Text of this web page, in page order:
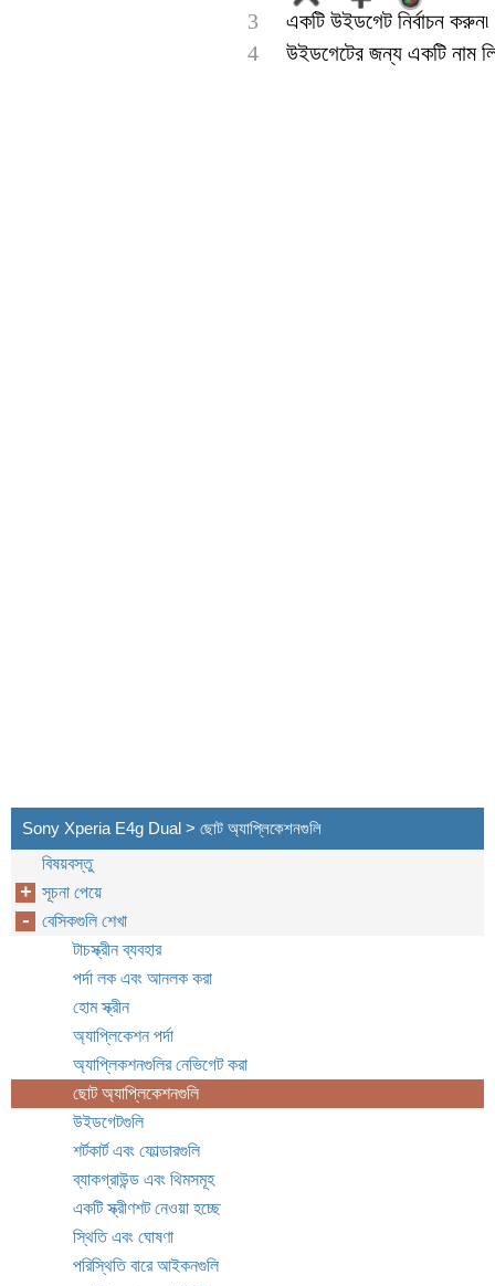
3
একটি উইডগেট নির্বাচন করুন৷
4
উইডগেটের জন্য একটি নাম
Sony Xperia E4g Dual > ছোট অ্যাপ্লিকেশনগুলি
বিষয়বস্তু
সূচনা পেয়ে
বেসিকগুলি শেখা
টাচস্ক্রীন ব্যবহার
পর্দা লক এবং আনলক করা
হোম স্ক্রীন
অ্যাপ্লিকেশন পর্দা
অ্যাপ্লিকশনগুলির নেভিগেট করা
ছোট অ্যাপ্লিকেশনগুলি
উইডগেটগুলি
শর্টকার্ট এবং ফোল্ডারগুলি
ব্যাকগ্রাউন্ড এবং থিমসমূহ
একটি স্ক্রীণশট নেওয়া হচ্ছে
স্থিতি এবং ঘোষণা
পরিস্থিতি বারে আইকনগুলি